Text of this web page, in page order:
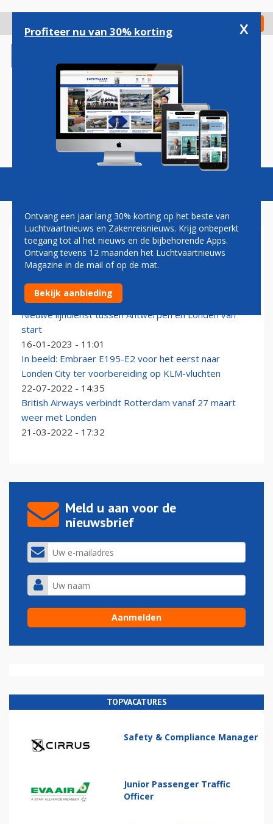
gaan
Check in
Magazine Podcasts Vacatures
LONDEN CITY
Luxair vaker van Antwerpen naar Londen
29-08-2023 - 13:00
Nieuwe lijndienst tussen Antwerpen en Londen van
start
16-01-2023 - 11:01
In beeld: Embraer E195-E2 voor het eerst naar
Londen City ter voorbereiding op KLM-vluchten
22-07-2022 - 14:35
British Airways verbindt Rotterdam vanaf 27 maart
weer met Londen
21-03-2022 - 17:32
Meld u aan voor de
nieuwsbrief
TOPVACATURES
Safety & Compliance Manager
Junior Passenger Traffic
Officer
Profiteer nu van 30% korting x
Ontvang een jaar lang 30% korting op het beste van
Luchtvaartnieuws en Zakenreisnieuws. Krijg onbeperkt
toegang tot al het nieuws en de bijbehorende Apps.
Ontvang tevens 12 maanden het Luchtvaartnieuws
Magazine in de mail of op de mat.
Bekijk aanbieding